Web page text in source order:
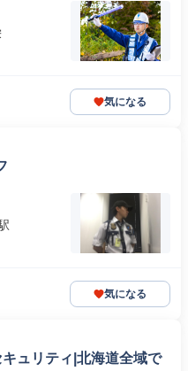
気になる
気になる
ュリティ|北海道全域で